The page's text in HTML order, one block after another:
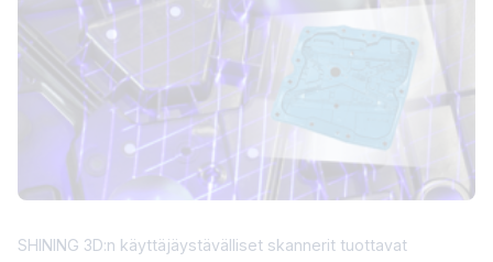
SHINING 3D:n käyttäjäystävälliset skannerit tuottavat